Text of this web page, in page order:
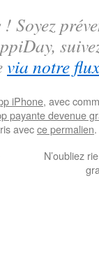
Soyez
via notre
iPhone, avec
payante devenue
avecce permalien.
N’oubliez